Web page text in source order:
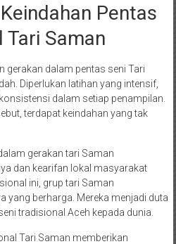
Pentas
Tari Saman
gerakan dalam pentas seni Tari
Diperlukan latihan yang intensif,
dalam setiap penampilan.
terdapat keindahan yang tak
gerakan tari Saman
dan kearifan lokal masyarakat
ini, grup tari Saman
yang berharga. Mereka menjadi duta
tradisional Aceh kepada dunia.
Tari Saman memberikan